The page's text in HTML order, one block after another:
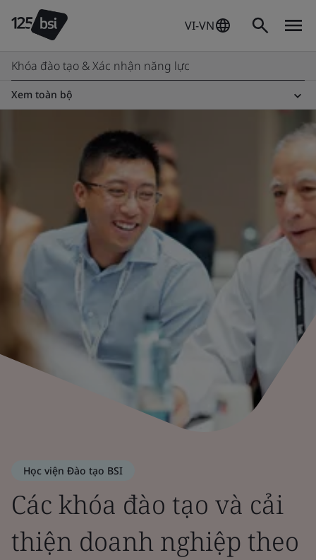
VI-VN
Khóa đào tạo & Xác nhận năng lực
Xem toàn bộ
Học viện Đào tạo BSI
Các khóa đào tạo và cải
thiện doanh nghiệp theo